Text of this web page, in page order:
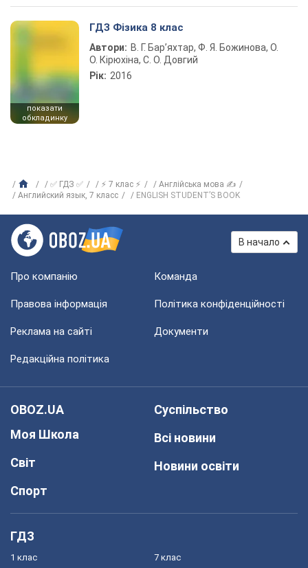
показати
обкладинку
ГДЗ Фізика 8 клас
Автори: В. Г. Бар’яхтар, Ф. Я. Божинова, О.
О. Кірюхіна, С. О. Довгий
Рік: 2016
✅ ГДЗ ✅ ⚡ 7 клас ⚡
Англійська мова ✍
Английский язык, 7 класс
ENGLISH STUDENT’S BOOK
В начало
Про компанію Команда
Правова інформація Політика конфіденційності
Реклама на сайті Документи
Редакційна політика
OBOZ.UA
Моя Школа
Світ
Спорт
Суспільство
Всі новини
Новини освіти
ГДЗ
1 клас 7 клас